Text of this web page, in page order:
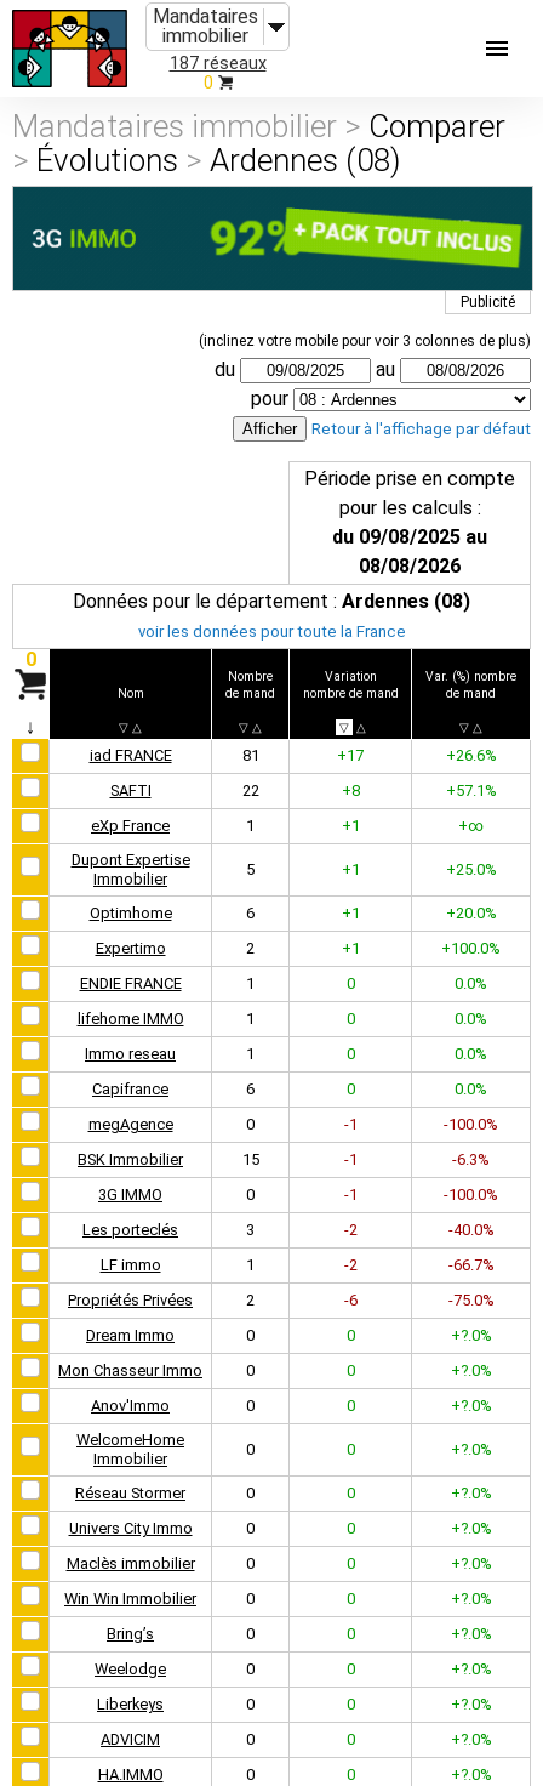
Mandataires
immobilier
187 réseaux
0
Mandataires immobilier > Comparer
> Évolutions > Ardennes (08)
Publicité
(inclinez votre mobile pour voir 3 colonnes de plus)
du
au
pour
Retour à l'affichage par défaut
Période prise en compte
pour les calculs :
du 09/08/2025 au
08/08/2026
Données pour le département : Ardennes (08)
voir les données pour toute la France
0
↓
Nom
▽ △
Nombre
de mand
▽ △
Variation
nombre de mand
▽ △
Var. (%) nombre
de mand
▽ △
iad FRANCE 81 +17
+26.6%
SAFTI
22 +8
+57.1%
eXp France
1 +1
+∞
Dupont Expertise
Immobilier
5 +1 +25.0%
Optimhome 6 +1
+20.0%
Expertimo
2 +1
+100.0%
ENDIE FRANCE
1 0
0.0%
lifehome IMMO
1 0
0.0%
Immo reseau
1 0
0.0%
Capifrance
6 0
0.0%
megAgence
0 -1
-100.0%
BSK Immobilier
15 -1
-6.3%
3G IMMO
0 -1
-100.0%
Les porteclés
3 -2
-40.0%
LF immo
1 -2
-66.7%
Propriétés Privées
2 -6
-75.0%
Dream Immo
0 0
+?.0%
Mon Chasseur Immo
0 0
+?.0%
Anov'Immo
0 0
+?.0%
WelcomeHome
Immobilier
0 0 +?.0%
Réseau Stormer 0 0
+?.0%
Univers City Immo
0 0
+?.0%
Maclès immobilier
0 0
+?.0%
Win Win Immobilier
0 0
+?.0%
Bring’s
0 0
+?.0%
Weelodge
0 0
+?.0%
Liberkeys
0 0
+?.0%
ADVICIM
0 0
+?.0%
HA.IMMO
0 0
+?.0%